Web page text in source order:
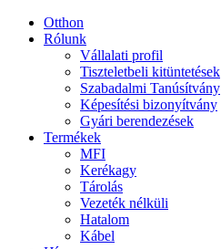
Otthon
Rólunk
Vállalati profil
Tiszteletbeli kitüntetések
Szabadalmi Tanúsítvány
Képesítési bizonyítvány
Gyári berendezések
Termékek
MFI
Kerékagy
Tárolás
Vezeték nélküli
Hatalom
Kábel